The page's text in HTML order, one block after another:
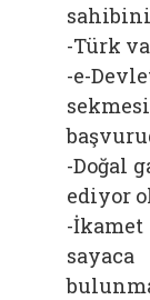
-Türk
-e-
-Doğal
ediyor
-İkamet